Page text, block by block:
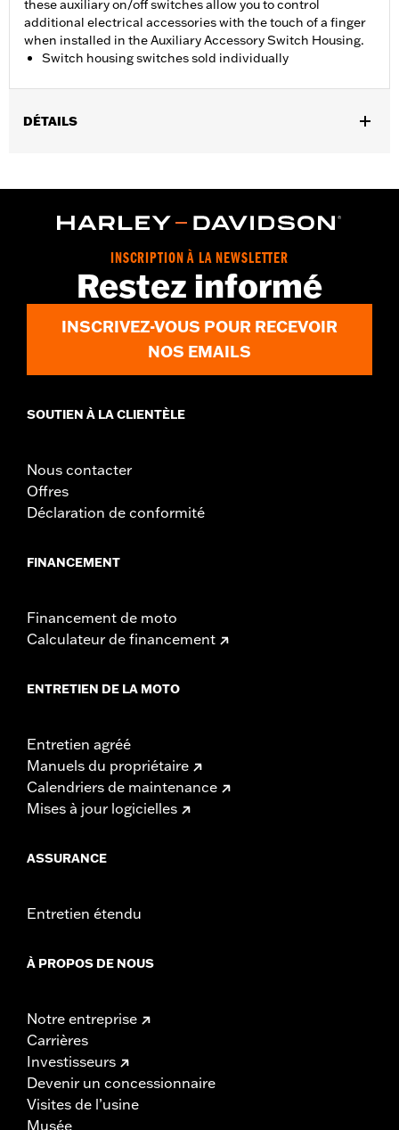
these auxiliary on/off switches allow you to control
additional electrical accessories with the touch of a finger
when installed in the Auxiliary Accessory Switch Housing.
Switch housing switches sold individually
DÉTAILS
Sold Separately:Auxiliary Accessory Switch Housing
On/off switch and black switch cap
WARRANTY:1 year limited warranty – Go towww.h-
d.com/warrantyfor full details
INSCRIPTION À LA NEWSLETTER
Restez informé
INSCRIVEZ-VOUS POUR RECEVOIR
NOS EMAILS
SOUTIEN À LA CLIENTÈLE
Nous contacter
Offres
Déclaration de conformité
FINANCEMENT
Financement de moto
Calculateur de financement
ENTRETIEN DE LA MOTO
Entretien agréé
Manuels du propriétaire
Calendriers de maintenance
Mises à jour logicielles
ASSURANCE
Entretien étendu
À PROPOS DE NOUS
Notre entreprise
Carrières
Investisseurs
Devenir un concessionnaire
Visites de l’usine
Musée